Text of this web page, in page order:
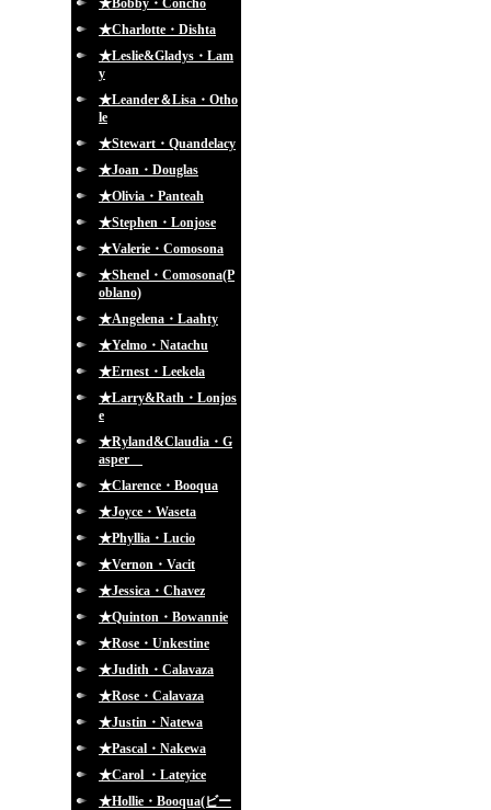
★Bobby・Concho
★Charlotte・Dishta
★Leslie&Gladys・Lam
y
★Leander＆Lisa・Otho
le
★Stewart・Quandelacy
★Joan・Douglas
★Olivia・Panteah
★Stephen・Lonjose
★Valerie・Comosona
★Shenel・Comosona(P
oblano)
★Angelena・Laahty
★Yelmo・Natachu
★Ernest・Leekela
★Larry&Rath・Lonjos
e
★Ryland&Claudia・G
asper
★Clarence・Booqua
★Joyce・Waseta
★Phyllia・Lucio
★Vernon・Vacit
★Jessica・Chavez
★Quinton・Bowannie
★Rose・Unkestine
★Judith・Calavaza
★Rose・Calavaza
★Justin・Natewa
★Pascal・Nakewa
★Carol ・Lateyice
★Hollie・Booqua(ビー